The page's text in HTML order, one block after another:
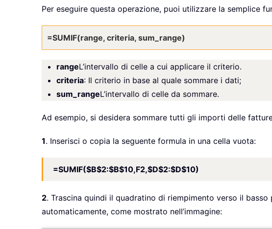
Per eseguire questa operazione, puoi utilizzare la semplice
=SUMIF(range, criteria, sum_range)
rangeL’intervallo di celle a cui applicare il criterio.
criteria: Il criterio in base al quale sommare i dati;
sum_rangeL’intervallo di celle da sommare.
Ad esempio, si desidera sommare tutti gli importi delle
1. Inserisci o copia la seguente formula in una cella vuota:
=SUMIF($B$2:$B$10,F2,$D$2:$D$10)
2. Trascina quindi il quadratino di riempimento verso il
automaticamente, come mostrato nell’immagine: